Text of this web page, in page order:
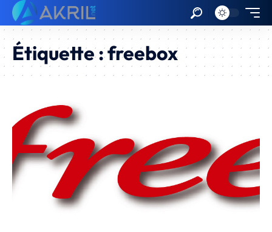
Étiquette :freebox